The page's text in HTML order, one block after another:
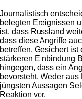
Journalistisch
belegten Ereignissen
ist, dass Russland
dass diese Angriffe
betreffen. Gesichert
stärkeren Einbindung
hingegen, dass ein
bevorsteht. Weder
jüngsten Aussagen
Reaktion vor.